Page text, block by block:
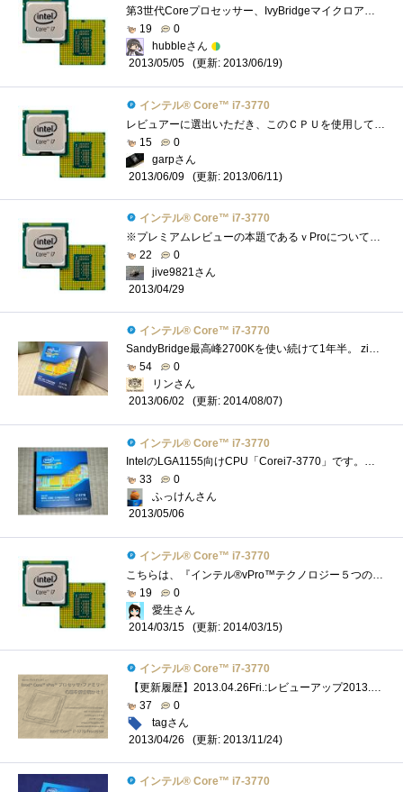
第3世代Coreプロセッサー、IvyBridgeマイクロアーキテクチャ採用のCPUExtremeEditionを除けば、デスクトップ向けIvyBridgeでは第2位の性能を誇るCPUです。201...
19
0
hubbleさん
2013/05/05
(更新: 2013/06/19)
インテル® Core™ i7-3770
レビュアーに選出いただき、このＣＰＵを使用して、Intelさんがこっそり(？)と仕込んだ数々の便利な機能についてレビューをさせていただきまし�...
15
0
garpさん
2013/06/09
(更新: 2013/06/11)
インテル® Core™ i7-3770
※プレミアムレビューの本題であるｖProについては別途グループ別の発表となりますので、今回はあくまでこのCPU自体についてのレビューとさせ�...
22
0
jive9821さん
2013/04/29
インテル® Core™ i7-3770
SandyBridge最高峰2700Kを使い続けて1年半。 zigsowのおものだちはIvyBridgeへ移行する中、 自分はSandyBridgeを使い続けてきましたがついにIvyBridgeを手にす...
54
0
リンさん
2013/06/02
(更新: 2014/08/07)
インテル® Core™ i7-3770
IntelのLGA1155向けCPU「Corei7-3770」です。インテルCorevProレビューのレビュー品の1つです(；=ﾟωﾟ)=３３３【モデルナンバー(実クロック)】Corei7-3770/3.4G...
33
0
ふっけんさん
2013/05/06
インテル® Core™ i7-3770
こちらは、『インテル®vPro™テクノロジー５つの謎』で頂いたインテル®Core™i7-3770です。CPUクーラーの下にあります（笑）私のメインPCのCPUがイ�...
19
0
愛生さん
2014/03/15
(更新: 2014/03/15)
インテル® Core™ i7-3770
【更新履歴】2013.04.26Fri.:レビューアップ2013.06.06Thu.:コア温度に関して追記2013.06.15Sat.:リンク追加＆レビュー改良 「謎解き」の方は以下のリン�...
37
0
tagさん
2013/04/26
(更新: 2013/11/24)
インテル® Core™ i7-3770